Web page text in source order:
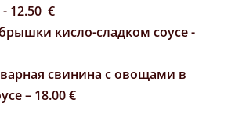
12.50 €
кисло-сладком соусе -
свининa c овощами в
– 18.00 €